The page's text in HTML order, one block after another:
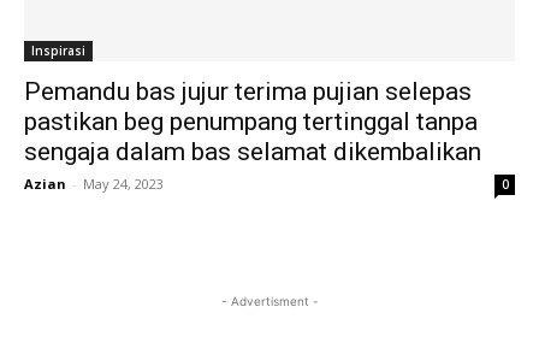
Inspirasi
Pemandu bas jujur terima pujian selepas
pastikan beg penumpang tertinggal tanpa
sengaja dalam bas selamat dikembalikan
Azian - May 24, 2023 0
- Advertisment -